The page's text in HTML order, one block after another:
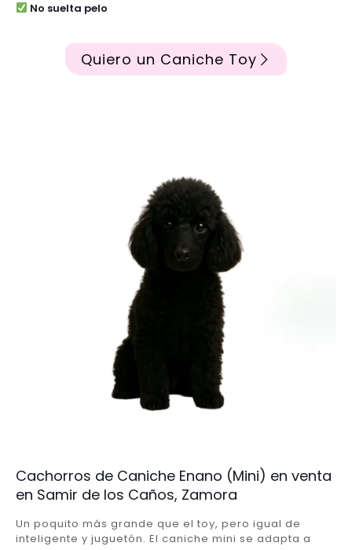
No suelta pelo
Quiero un Caniche Toy
Cachorros de Caniche Enano (Mini) en venta
en Samir de los Caños, Zamora
Un poquito más grande que el toy, pero igual de
inteligente y juguetón. El caniche mini se adapta a